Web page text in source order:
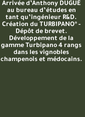
Arrivée d’Anthony DUGUÉ
au bureau d’études en
tant qu’ingénieur R&D.
Création du TURBIPANO® -
Dépôt de brevet.
Développement de la
gamme Turbipano 4 rangs
dans les vignobles
champenois et médocains.